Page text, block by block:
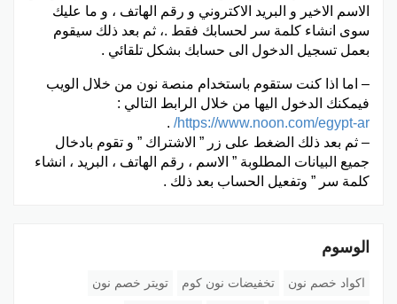
الاسم الاخير و البريد الاكتروني و رقم الهاتف ، و ما عليك
سوى انشاء كلمة سر لحسابك فقط .، ثم بعد ذلك سيقوم
بعمل تسجيل الدخول الى حسابك بشكل تلقائي .
– اما اذا كنت ستقوم باستخدام منصة نون من خلال الويب
فيمكنك الدخول اليها من خلال الرابط التالي :
https://www.noon.com/egypt-ar/
.
– ثم بعد ذلك الضغط على زر ” الاشتراك ” و تقوم بادخال
جميع البيانات المطلوبة ” الاسم ، رقم الهاتف ، البريد ، انشاء
كلمة سر ” وتفعيل الحساب بعد ذلك .
الوسوم
اكواد خصم نون تخفيضات نون كوم تويتر خصم نون